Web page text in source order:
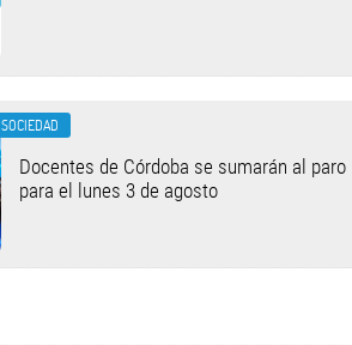
SOCIEDAD
Docentes de Córdoba se sumarán al
para el lunes 3 de agosto